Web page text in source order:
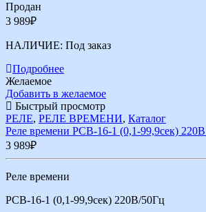
Продан
3 989₽
НАЛИЧИЕ: Под заказ
Подробнее
Желаемое
Добавить в желаемое
Быстрый просмотр
РЕЛЕ, РЕЛЕ ВРЕМЕНИ, Каталог
Реле времени РСВ-16-1 (0,1-99,9сек)
3 989₽
Реле времени
РСВ-16-1 (0,1-99,9сек) 220В/50Гц